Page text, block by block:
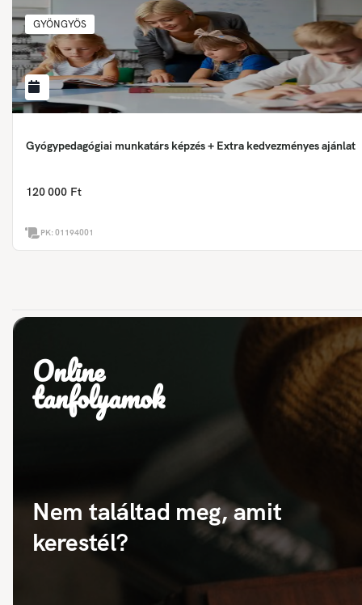
GYÖNGYÖS
Gyógypedagógiai munkatárs képzés + Extra kedvezményes ajánlat
120 000 Ft
PK:01194001
Online
tanfolyamok
Nem találtad meg, amit
kerestél?